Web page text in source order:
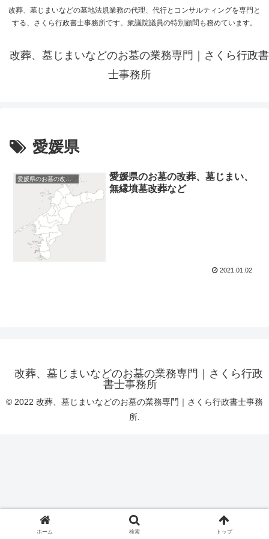
改葬、墓じまいなどの墓地法規業務の代理、代行とコンサルティングを専門と
する、さくら行政書士事務所です。衆議院議員の特別顧問も務めています。
改葬、墓じまいなどのお墓の業務専門｜さくら行政書
士事務所
愛媛県
愛媛県のお墓の改葬、墓じまい、
無縁墳墓改葬など
2021.01.02
改葬、墓じまいなどのお墓の業務専門｜さくら行政
書士事務所
© 2022 改葬、墓じまいなどのお墓の業務専門｜さくら行政書士事務
所.
ホーム 検索 トップ